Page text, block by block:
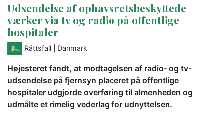
Udsendelse af ophavsretsbeskyttede
værker via tv og radio på offentlige
hospitaler
Rättsfall | Danmark
Højesteret fandt, at modtagelsen af radio- og tv-
udsendelse på fjernsyn placeret på offentlige
hospitaler udgjorde overføring til almenheden og
udmålte et rimelig vederlag for udnyttelsen.